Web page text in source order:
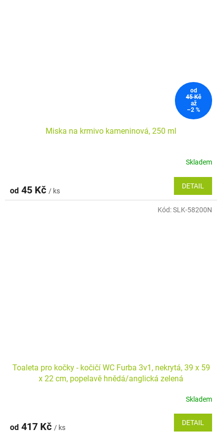
od
45 Kč
až
–2 %
Miska na krmivo kameninová, 250 ml
Skladem
od 45 Kč / ks
DETAIL
Toaleta pro kočky - kočičí WC Furba 3v1, nekrytá, 39 x 59
x 22 cm, popelavě hnědá/anglická zelená
Skladem
od 417 Kč / ks
DETAIL
Kód:SLK-58200N